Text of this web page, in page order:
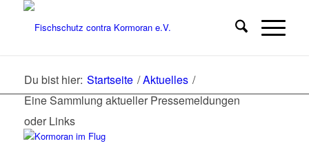
Du bist hier: Startseite /Aktuelles /
Eine Sammlung aktueller Pressemeldungen
oder Links